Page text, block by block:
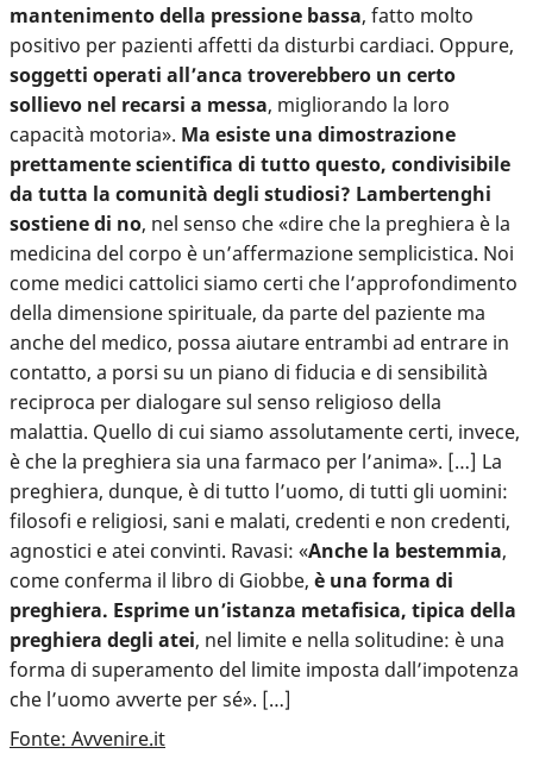
mantenimento della pressione bassa, fatto molto
positivo per pazienti affetti da disturbi cardiaci. Oppure,
soggetti operati all’anca troverebbero un certo
sollievo nel recarsi a messa, migliorando la loro
capacità motoria». Ma esiste una dimostrazione
prettamente scientifica di tutto questo, condivisibile
da tutta la comunità degli studiosi? Lambertenghi
sostiene di no, nel senso che «dire che la preghiera è la
medicina del corpo è un’affermazione semplicistica. Noi
come medici cattolici siamo certi che l’approfondimento
della dimensione spirituale, da parte del paziente ma
anche del medico, possa aiutare entrambi ad entrare in
contatto, a porsi su un piano di fiducia e di sensibilità
reciproca per dialogare sul senso religioso della
malattia. Quello di cui siamo assolutamente certi, invece,
è che la preghiera sia una farmaco per l’anima». […] La
preghiera, dunque, è di tutto l’uomo, di tutti gli uomini:
filosofi e religiosi, sani e malati, credenti e non credenti,
agnostici e atei convinti. Ravasi: «Anche la bestemmia,
come conferma il libro di Giobbe, è una forma di
preghiera. Esprime un’istanza metafisica, tipica della
preghiera degli atei, nel limite e nella solitudine: è una
forma di superamento del limite imposta dall’impotenza
che l’uomo avverte per sé». […]
Fonte: Avvenire.it